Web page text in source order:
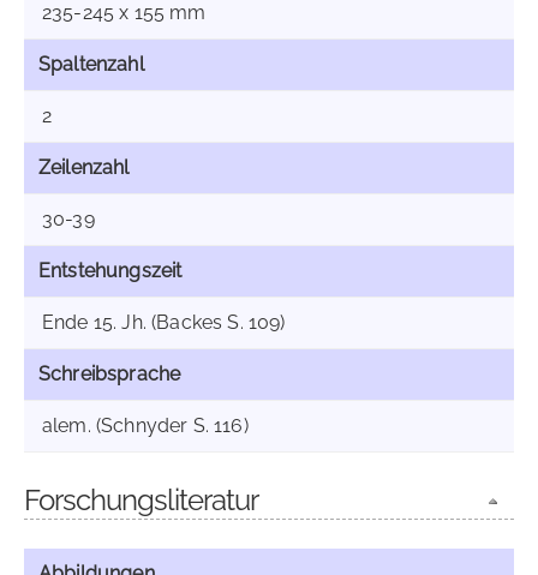
235-245 x 155 mm
Spaltenzahl
2
Zeilenzahl
30-39
Entstehungszeit
Ende 15. Jh. (Backes S. 109)
Schreibsprache
alem. (Schnyder S. 116)
Forschungsliteratur